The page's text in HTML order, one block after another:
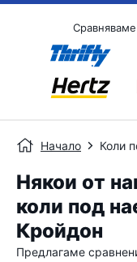
Начало Коли
Някои от
коли под
Кройдон
Предлагаме